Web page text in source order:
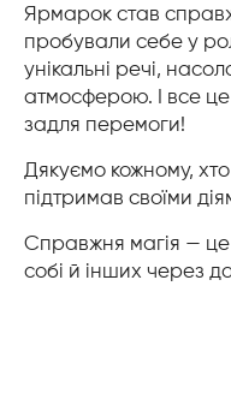
Ярмарок став
пробували себе у
унікальні речі,
атмосферою. І все
задля перемоги!
Дякуємо кожному,
підтримав своїми
Справжня магія — це
собі й інших через